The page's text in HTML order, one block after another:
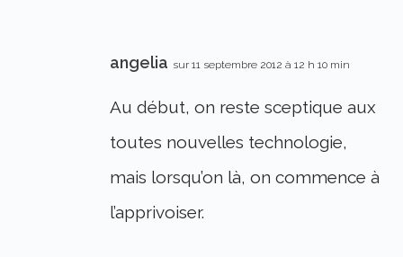
angelia sur 11 septembre 2012 à 12 h 10 min
Au début, on reste sceptique aux
toutes nouvelles technologie,
mais lorsqu’on là, on commence à
l’apprivoiser.